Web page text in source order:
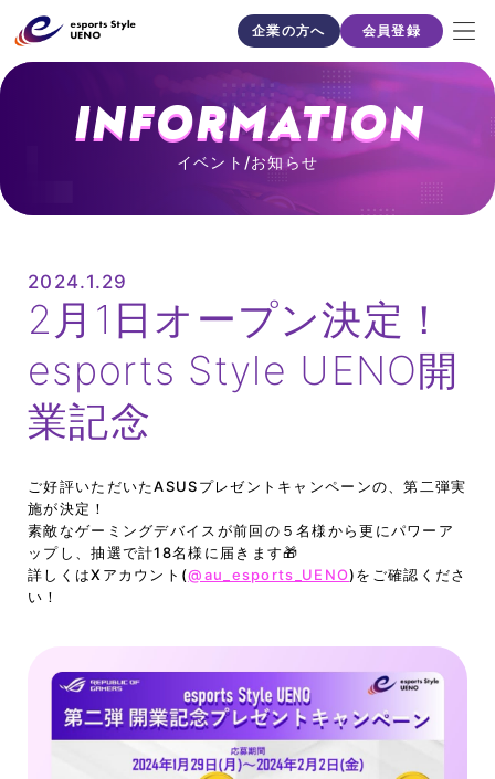
会員登録
企業の方へ
INFORMATION
イベント/お知らせ
2024.1.29
2月1日オープン決定！
esports Style UENO開
業記念
ご好評いただいたASUSプレゼントキャンペーンの、第二弾実
施が決定！
素敵なゲーミングデバイスが前回の５名様から更にパワーア
ップし、抽選で計18名様に届きます🎁
詳しくはXアカウント(@au_esports_UENO)をご確認くださ
い！